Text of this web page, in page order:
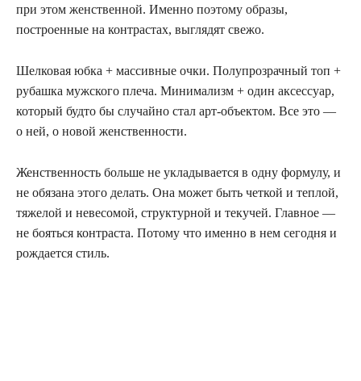
при этом женственной. Именно поэтому образы,
построенные на контрастах, выглядят свежо.
Шелковая юбка + массивные очки. Полупрозрачный топ +
рубашка мужского плеча. Минимализм + один аксессуар,
который будто бы случайно стал арт-объектом. Все это —
о ней, о новой женственности.
Женственность больше не укладывается в одну формулу, и
не обязана этого делать. Она может быть четкой и теплой,
тяжелой и невесомой, структурной и текучей. Главное —
не бояться контраста. Потому что именно в нем сегодня и
рождается стиль.